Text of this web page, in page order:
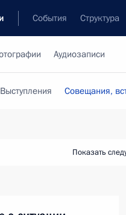
События Структура
Аудиозаписи
Выступления Совещания,
Показать